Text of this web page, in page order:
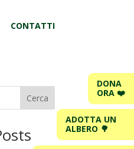
CONTATTI
Cerca
DONA
ORA ❤️
ADOTTA UN
ALBERO 🌳